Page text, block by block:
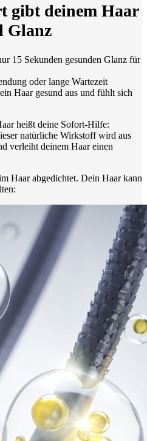
gibt deinem Haar
Glanz
15 Sekunden gesunden Glanz für
oder lange Wartezeit
Haar gesund aus und fühlt sich
heißt deine Sofort-Hilfe:
natürliche Wirkstoff wird aus
verleiht deinem Haar einen
Haar abgedichtet. Dein Haar kann